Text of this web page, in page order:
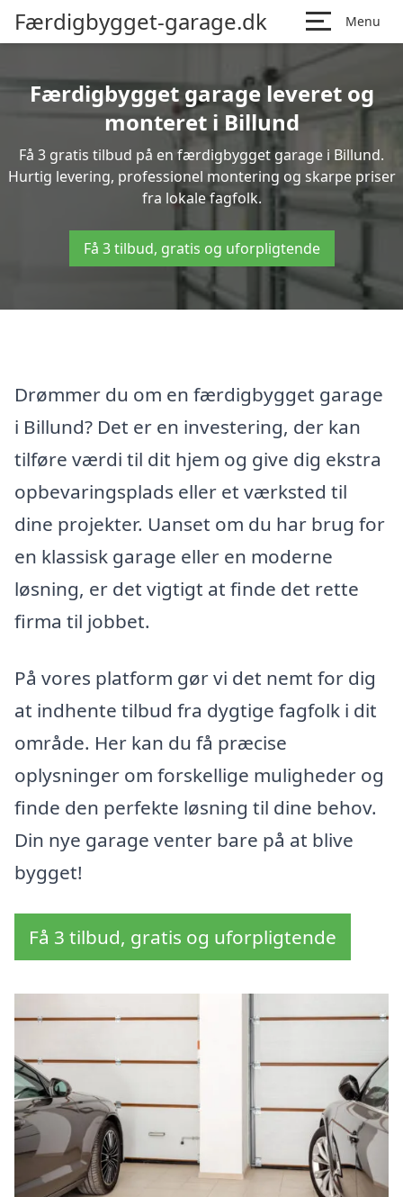
Færdigbygget-garage.dk Menu
Færdigbygget garage leveret og
monteret i Billund
Få 3 gratis tilbud på en færdigbygget garage i Billund.
Hurtig levering, professionel montering og skarpe priser
fra lokale fagfolk.
Få 3 tilbud, gratis og uforpligtende
Drømmer du om en færdigbygget garage
i Billund? Det er en investering, der kan
tilføre værdi til dit hjem og give dig ekstra
opbevaringsplads eller et værksted til
dine projekter. Uanset om du har brug for
en klassisk garage eller en moderne
løsning, er det vigtigt at finde det rette
firma til jobbet.
På vores platform gør vi det nemt for dig
at indhente tilbud fra dygtige fagfolk i dit
område. Her kan du få præcise
oplysninger om forskellige muligheder og
finde den perfekte løsning til dine behov.
Din nye garage venter bare på at blive
bygget!
Få 3 tilbud, gratis og uforpligtende